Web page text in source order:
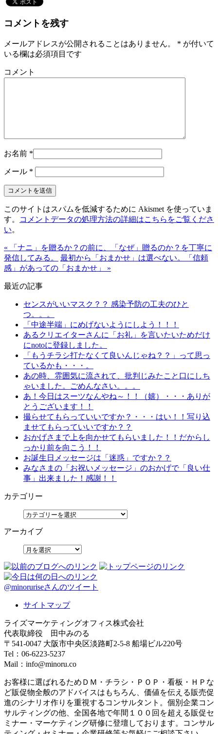
コメントを残す
メールアドレスが公開されることはありません。 * が付いて
いる欄は必須項目です
コメント
お名前 *
メール *
このサイトはスパムを低減するために Akismet を使っていま
す。
コメントデータの処理方法の詳細はこちらをご覧くださ
い。
« 「ナニ」を贈るか？の前に、「なぜ」贈るのか？を丁寧に
発信してみる。
最初から「おまかせ」は選べない。「信頼
感」があっての「おまかせ」 »
最近の記事
センスがいいマスク？？ 感染予防の工夫のひと
つ。。。
「中途半端」にめげないようにしよう！！！
あるクリエイターさんに「お礼」を言いたいためだけ
にnotoに登録しました。
「もうチラシ打たなくて良いんじゃね？？」って思っ
ているかも・・・。
あの時、雰囲気に流されて、批判じみたこと口にしち
ゃいました。ごめんなさい。。。
あ！今日はスーツなんやね～！！（嬉）・・・ありが
とうございます！！
撮らせてもらっていいですか？・・・はい！！写り込
ませてもらっていいですか？？
おかげさまで上を向かせてもらいました！！だからし
っかり前を向こう！！
お誕生日メッセージは「迷惑」ですか？？
みなさまの「お祝いメッセージ」のおかげで「良い仕
事」出来ました！感謝！！
カテゴリー
アーカイブ
@minoruriseさんのツイート
サイトマップ
ライズマーケティングオフィス株式会社
代表取締役 田中みのる
〒541-0047 大阪市中央区淡路町2-5-8 船場ビル220号
Tel：06-6223-5237
Mail：info@minoru.co
お客様に選ばれるためＤＭ・チラシ・ＰＯＰ・看板・ＨＰな
ど販促物全般のアドバイスはもちろん、価値を伝える販売促
進のシナリオ作りを重視するコンサルタント。個別企業コン
サルティングの他、全国各地で年間１００回を超える販促セ
ミナー・マーケティング研修に登壇しております。コンサル